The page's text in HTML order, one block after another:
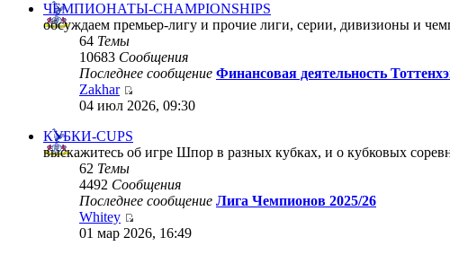
ЧЕМПИОНАТЫ-CHAMPIONSHIPS
обсуждаем премьер-лигу и прочие лиги, серии, дивизионы и
64 Темы
10683 Сообщения
Последнее сообщение Финансовая деятельность
Zakhar
04 июл 2026, 09:30
КУБКИ-CUPS
выскажитесь об игре Шпор в разных кубках, и о кубковых
62 Темы
4492 Сообщения
Последнее сообщение Лига Чемпионов 2025/26
Whitey
01 мар 2026, 16:49